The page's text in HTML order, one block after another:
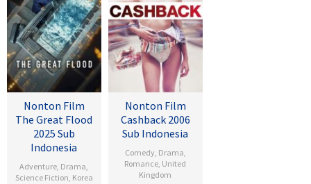
Nonton Film
The Great Flood
2025 Sub
Indonesia
Adventure, Drama,
Science Fiction, Korea
Nonton Film
Cashback 2006
Sub Indonesia
Comedy, Drama,
Romance, United
Kingdom